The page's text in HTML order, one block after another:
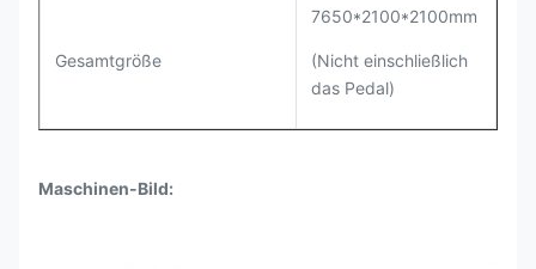
Gesamtgröße
7650*2100*2100mm
(Nicht einschließlich
das Pedal)
Maschinen-Bild: